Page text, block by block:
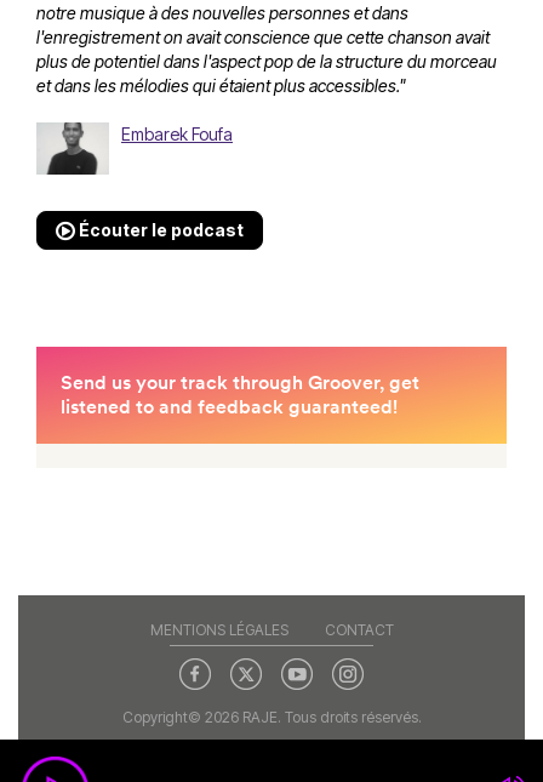
notre musique à des nouvelles personnes et dans
l'enregistrement on avait conscience que cette chanson avait
plus de potentiel dans l'aspect pop de la structure du morceau
et dans les mélodies qui étaient plus accessibles."
Embarek Foufa
Écouter le podcast
MENTIONS LÉGALES CONTACT
Copyright© 2026 RAJE. Tous droits réservés.